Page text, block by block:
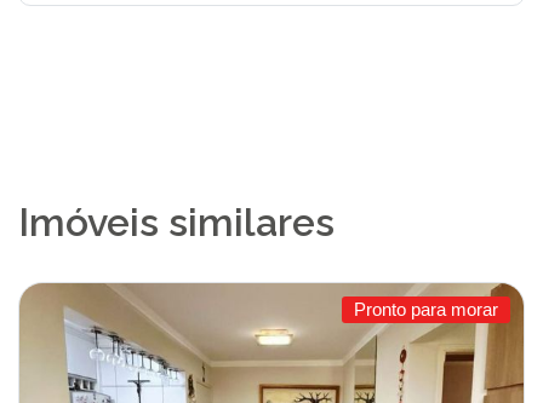
Imóveis similares
Pronto para morar